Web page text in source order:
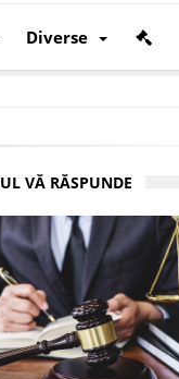
Diverse
poziției României în
VĂ RĂSPUNDE